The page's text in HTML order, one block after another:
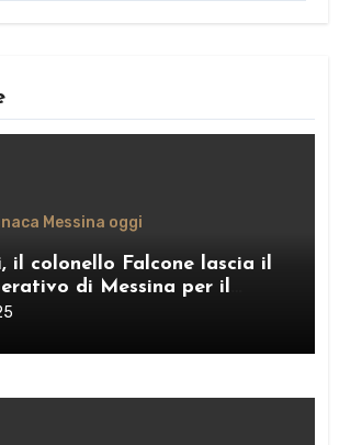
Messina oggi
il colonello Falcone lascia il
di Messina per il
di Como